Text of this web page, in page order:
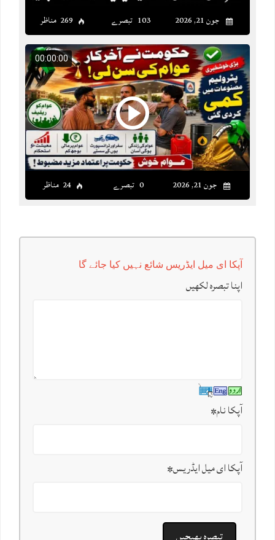
جون 21, 2026 103 تبصرے 269 مناظر
00:00:00
جون 21, 2026 0 تبصرے 24 مناظر
آپکا ای میل ایڈریس شائع نہیں کیا جائے گا
اپنا تبصرہ لکھیں
آپکا نام*
آپکا ای میل ایڈریس*